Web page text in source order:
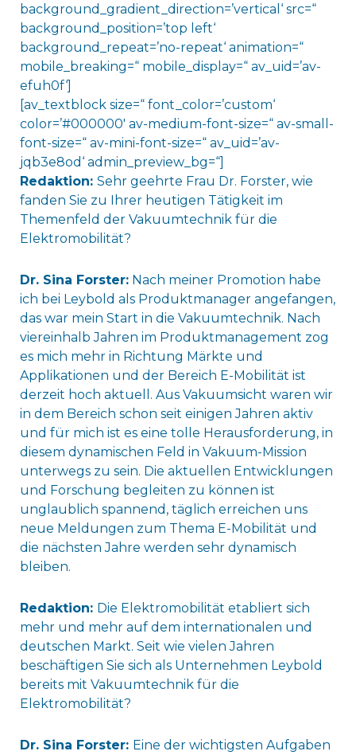
background_gradient_direction=’vertical‘ src=“
background_position=’top left‘
background_repeat=’no-repeat‘ animation=“
mobile_breaking=“ mobile_display=“ av_uid=’av-
efuh0f‘]
[av_textblock size=“ font_color=’custom‘
color=’#000000′ av-medium-font-size=“ av-small-
font-size=“ av-mini-font-size=“ av_uid=’av-
jqb3e8od‘ admin_preview_bg=“]
Redaktion: Sehr geehrte Frau Dr. Forster, wie
fanden Sie zu Ihrer heutigen Tätigkeit im
Themenfeld der Vakuumtechnik für die
Elektromobilität?
Dr. Sina Forster:Nach meiner Promotion habe
ich bei Leybold als Produktmanager angefangen,
das war mein Start in die Vakuumtechnik. Nach
viereinhalb Jahren im Produktmanagement zog
es mich mehr in Richtung Märkte und
Applikationen und der Bereich E-Mobilität ist
derzeit hoch aktuell. Aus Vakuumsicht waren wir
in dem Bereich schon seit einigen Jahren aktiv
und für mich ist es eine tolle Herausforderung, in
diesem dynamischen Feld in Vakuum-Mission
unterwegs zu sein. Die aktuellen Entwicklungen
und Forschung begleiten zu können ist
unglaublich spannend, täglich erreichen uns
neue Meldungen zum Thema E-Mobilität und
die nächsten Jahre werden sehr dynamisch
bleiben.
Redaktion: Die Elektromobilität etabliert sich
mehr und mehr auf dem internationalen und
deutschen Markt. Seit wie vielen Jahren
beschäftigen Sie sich als Unternehmen Leybold
bereits mit Vakuumtechnik für die
Elektromobilität?
Dr. Sina Forster: Eine der wichtigsten Aufgaben